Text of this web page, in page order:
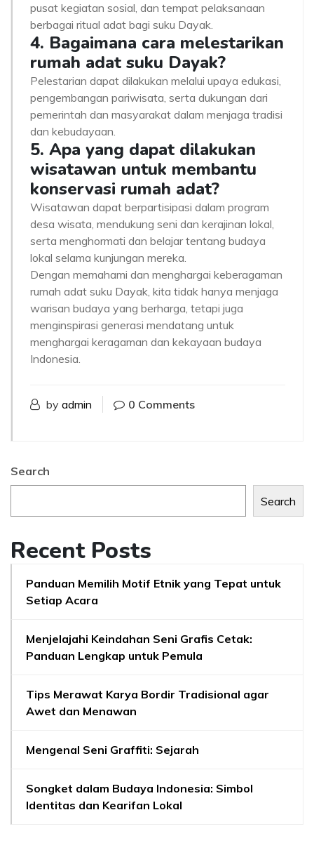
pusat kegiatan sosial, dan tempat pelaksanaan
berbagai ritual adat bagi suku Dayak.
4. Bagaimana cara melestarikan
rumah adat suku Dayak?
Pelestarian dapat dilakukan melalui upaya edukasi,
pengembangan pariwisata, serta dukungan dari
pemerintah dan masyarakat dalam menjaga tradisi
dan kebudayaan.
5. Apa yang dapat dilakukan
wisatawan untuk membantu
konservasi rumah adat?
Wisatawan dapat berpartisipasi dalam program
desa wisata, mendukung seni dan kerajinan lokal,
serta menghormati dan belajar tentang budaya
lokal selama kunjungan mereka.
Dengan memahami dan menghargai keberagaman
rumah adat suku Dayak, kita tidak hanya menjaga
warisan budaya yang berharga, tetapi juga
menginspirasi generasi mendatang untuk
menghargai keragaman dan kekayaan budaya
Indonesia.
by admin 0 Comments
Search
Search
Recent Posts
Panduan Memilih Motif Etnik yang Tepat untuk
Setiap Acara
Menjelajahi Keindahan Seni Grafis Cetak:
Panduan Lengkap untuk Pemula
Tips Merawat Karya Bordir Tradisional agar
Awet dan Menawan
Mengenal Seni Graffiti: Sejarah
Songket dalam Budaya Indonesia: Simbol
Identitas dan Kearifan Lokal